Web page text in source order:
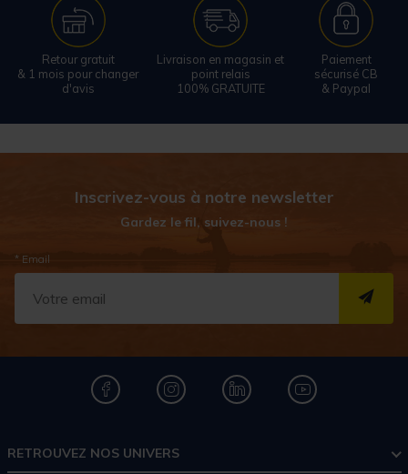
Retour gratuit
& 1 mois pour changer
d'avis
Livraison en magasin et
point relais
100% GRATUITE
Paiement
sécurisé CB
& Paypal
Inscrivez-vous à notre newsletter
Gardez le fil, suivez-nous !
* Email
RETROUVEZ NOS UNIVERS